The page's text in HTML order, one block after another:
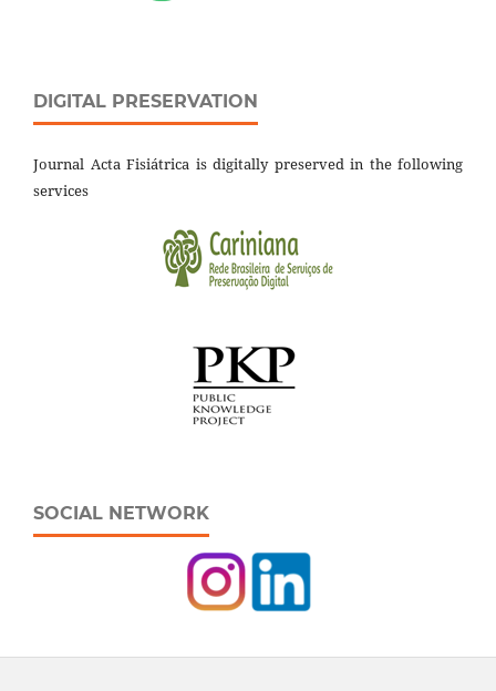
DIGITAL PRESERVATION
Journal Acta Fisiátrica is digitally preserved in the following
services
SOCIAL NETWORK